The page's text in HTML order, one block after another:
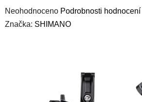
Průměrné
hodnocení
Neohodnoceno Podrobnosti hodnocení
Značka: SHIMANO